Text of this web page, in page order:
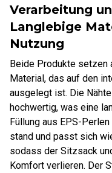
Verarbeitung
Langlebige
Nutzung
Beide Produkte
Material, das auf den
ausgelegt ist. Die
hochwertig, was eine
Füllung aus EPS-
stand und passt sich
sodass der Sitzsack
Komfort verlieren. Der